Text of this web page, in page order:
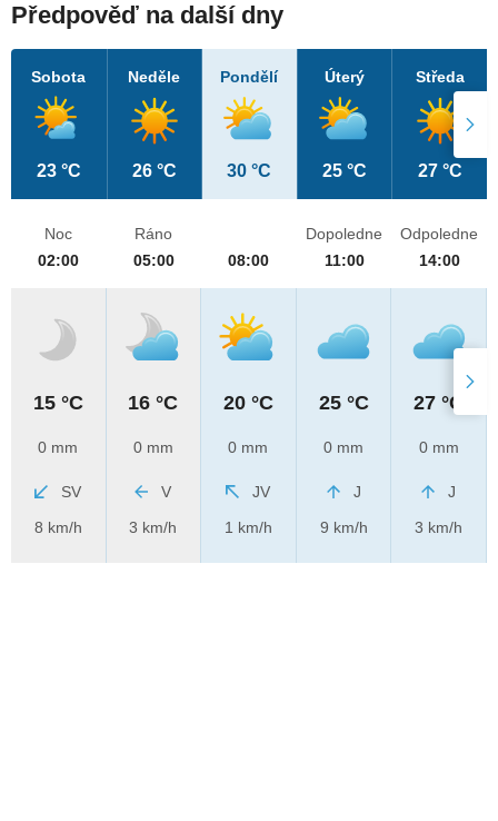
Předpověď na další dny
Sobota
23 °C
Neděle
26 °C
Pondělí
30 °C
Úterý
25 °C
Středa
27 °C
Noc
02:00
15 °C
0 mm
SV
8 km/h
Ráno
05:00
16 °C
0 mm
V
3 km/h
08:00
20 °C
0 mm
JV
1 km/h
Dopoledne
11:00
25 °C
0 mm
J
9 km/h
Odpoledne
14:00
27 °C
0 mm
J
3 km/h